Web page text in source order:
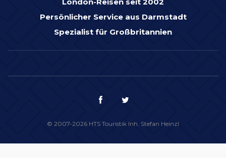
Persönlicher Service aus Darmstadt
Spezialist für Großbritannien
© 2007-2026 HTS Touristik Inh. Stefan Heinzl